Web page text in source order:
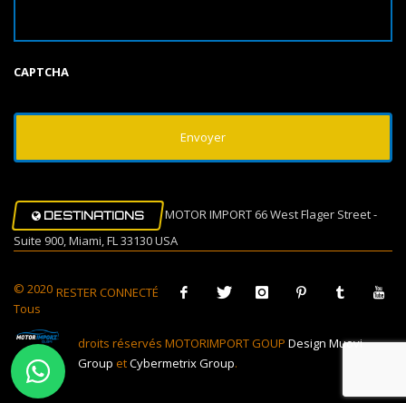
CAPTCHA
DESTINATIONS
MOTOR IMPORT 66 West Flager Street -
Suite 900, Miami, FL 33130 USA
RESTER CONNECTÉ
© 2020
Tous
droits réservés MOTORIMPORT GOUP Design Muovi
Group etCybermetrix Group.